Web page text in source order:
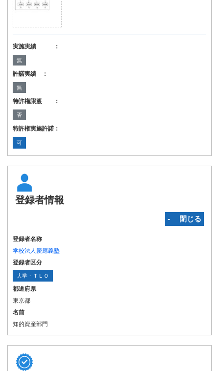
実施実績 ：
無
許諾実績 ：
無
特許権譲渡 ：
否
特許権実施許諾：
可
登録者情報
‐ 閉じる
登録者名称
学校法人慶應義塾
登録者区分
大学・ＴＬＯ
都道府県
東京都
名前
知的資産部門